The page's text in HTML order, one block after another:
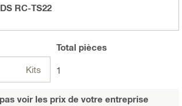
RC-TS22
Kits
Total pièces
1
voir les prix de votre entreprise